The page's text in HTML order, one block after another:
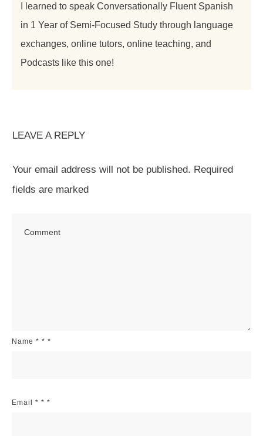
I learned to speak Conversationally Fluent Spanish
in 1 Year of Semi-Focused Study through language
exchanges, online tutors, online teaching, and
Podcasts like this one!
LEAVE A REPLY
Your email address will not be published. Required
fields are marked
Name * * *
Email * * *